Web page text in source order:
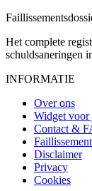
Faillissements
Het complete
schuldsaneringen
INFORMATIE
Over ons
Widget voor
Contact &
Disclaimer
Privacy
Cookies